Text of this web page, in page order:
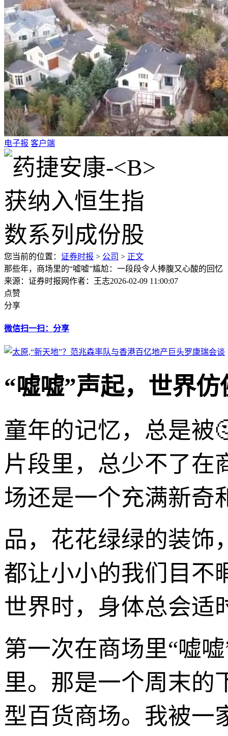
电子报 客户端
您当前的位置： 证券时报 > 公司 > 正文
那些年，商场里的“嘘嘘”尴尬：一段段令人捧腹又心酸的回忆
来源：证券时报网作者：王志2026-02-09 11:00:07
点赞
分享
微信扫一扫：分享
“嘘嘘”声起，世界仿
童年的记忆，总是被
片段里，总少不了在
场还是一个充满新奇
品，花花绿绿的装饰
都让小小的我们目不
世界时，身体总会
第一次在商场里“嘘
里。那是一个周末的
型百货商场。我被一